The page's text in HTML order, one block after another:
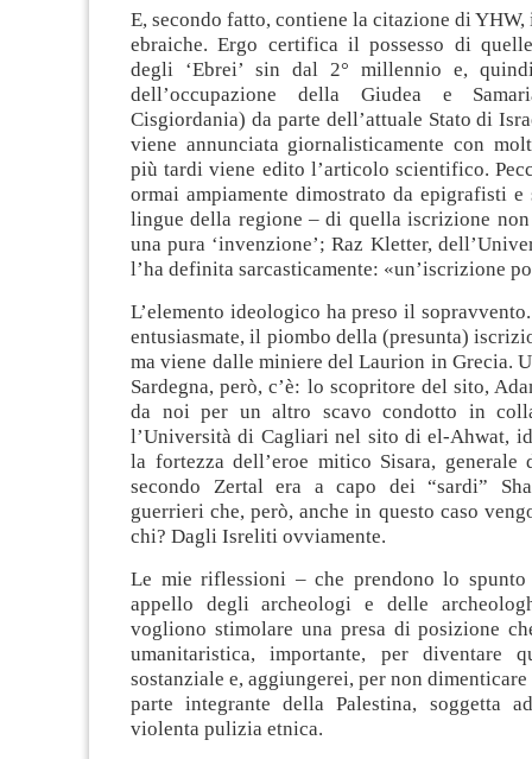
E, secondo fatto, contiene la citazione di
ebraiche. Ergo certifica il possesso di
degli ‘Ebrei’ sin dal 2° millennio e,
dell’occupazione della Giudea e
Cisgiordania) da parte dell’attuale Stato di
viene annunciata giornalisticamente con
più tardi viene edito l’articolo scientifico.
ormai ampiamente dimostrato da epigrafisti
lingue della regione – di quella iscrizione
una pura ‘invenzione’; Raz Kletter,
l’ha definita sarcasticamente: «un’iscrizione
L’elemento ideologico ha preso il
entusiasmate, il piombo della (presunta)
ma viene dalle miniere del Laurion in Grecia.
Sardegna, però, c’è: lo scopritore del sito,
da noi per un altro scavo condotto in
l’Università di Cagliari nel sito di el-Ahwat,
la fortezza dell’eroe mitico Sisara, generale
secondo Zertal era a capo dei “sardi”
guerrieri che, però, anche in questo caso
chi? Dagli Isreliti ovviamente.
Le mie riflessioni – che prendono lo spunto
appello degli archeologi e delle
vogliono stimolare una presa di posizione
umanitaristica, importante, per diventare
sostanziale e, aggiungerei, per non
parte integrante della Palestina, soggetta
violenta pulizia etnica.